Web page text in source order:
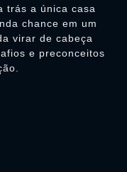
trás a única casa
chance em um
virar de cabeça
e preconceitos